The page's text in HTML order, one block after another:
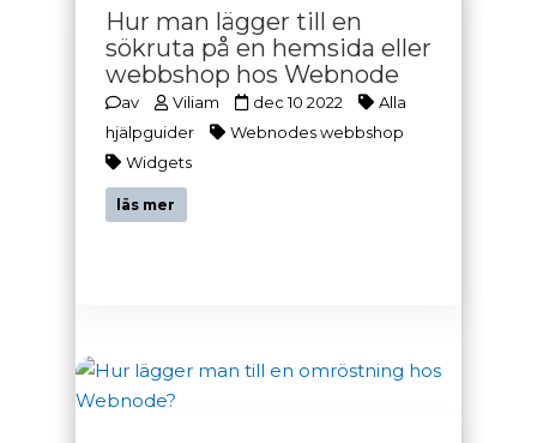
Hur man lägger till en
sökruta på en hemsida eller
webbshop hos Webnode
av Viliam dec 10 2022
Alla
hjälpguider
Webnodes webbshop
Widgets
läs mer